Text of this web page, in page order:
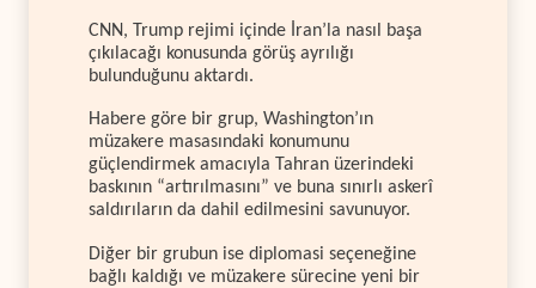
CNN, Trump rejimi içinde İran’la nasıl başa
çıkılacağı konusunda görüş ayrılığı
bulunduğunu aktardı.
Habere göre bir grup, Washington’ın
müzakere masasındaki konumunu
güçlendirmek amacıyla Tahran üzerindeki
baskının “artırılmasını” ve buna sınırlı askerî
saldırıların da dahil edilmesini savunuyor.
Diğer bir grubun ise diplomasi seçeneğine
bağlı kaldığı ve müzakere sürecine yeni bir